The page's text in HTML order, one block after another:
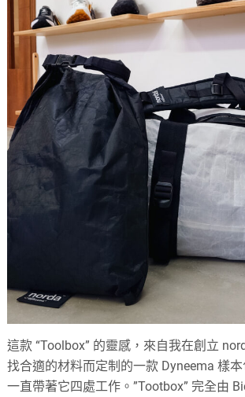
這款 “Toolbox” 的靈感，來自我在創立
找合適的材料而定制的一款 Dyneema 樣
一直帶著它四處工作。”Tootbox” 完全由